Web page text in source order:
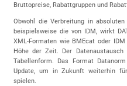
Bruttopreise, Rabattgruppen und
Obwohl die Verbreitung in
beispielsweise die von IDM, wirkt
XML-Formaten wie BMEcat oder
Höhe der Zeit. Der
Tabellenform. Das Format
Update, um in Zukunft weiterhin
spielen.